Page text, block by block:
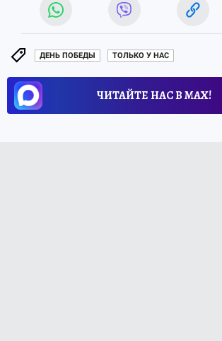
ДЕНЬ ПОБЕДЫ ТОЛЬКО У НАС
ЧИТАЙТЕ НАС В МАХ!